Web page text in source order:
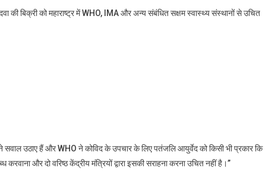
बिक्री को महाराष्ट्र में WHO, IMA और अन्य संबंधित सक्षम स्वास्थ्य संस्थानों से उचित
उठाए हैं और WHO ने कोविद के उपचार के लिए पतंजलि आयुर्वेद को किसी भी प्रकार कि
और दो वरिष्ठ केंद्रीय मंत्रियों द्वारा इसकी सराहना करना उचित नहीं है।”